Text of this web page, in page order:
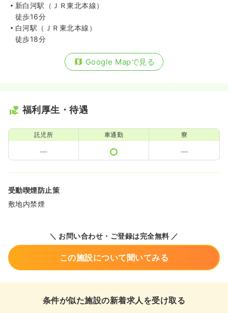
新白河駅（ＪＲ東北本線）
徒歩16分
白河駅（ＪＲ東北本線）
徒歩18分
Google Mapで見る
福利厚生・待遇
託児所 車通勤 寮
受動喫煙防止策
敷地内禁煙
＼ お問い合わせ・ご登録は完全無料 ／
この施設について聞いてみる
条件が似た施設の新着求人を受け取る